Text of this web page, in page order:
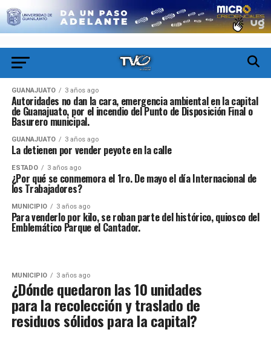
GUANAJUATO 3 años ago
Autoridades no dan la cara, emergencia ambiental en la capital
de Guanajuato, por el incendio del Punto de Disposición Final o
Basurero municipal.
GUANAJUATO 3 años ago
La detienen por vender peyote en la calle
ESTADO 3 años ago
¿Por qué se conmemora el 1ro. De mayo el día Internacional de
los Trabajadores?
MUNICIPIO 3 años ago
Para venderlo por kilo, se roban parte del histórico, quiosco del
Emblemático Parque el Cantador.
MUNICIPIO 3 años ago
¿Dónde quedaron las 10 unidades
para la recolección y traslado de
residuos sólidos para la capital?